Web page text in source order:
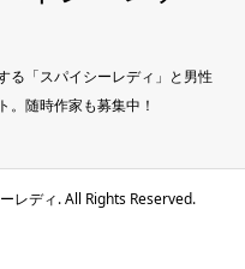
る「スパイシーレディ」と男性
。随時作家も募集中！
レディ. All Rights Reserved.